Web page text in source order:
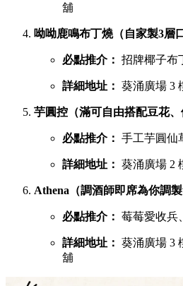
舖
呦呦鹿鳴布丁燒（自家製3層
必點推介： 招牌椰子布
詳細地址： 葵涌廣場 3
芋圓控（滿可自由搭配豆花、
必點推介： 手工芋圓仙
詳細地址： 葵涌廣場 2
Athena（調酒師即席為你調
必點推介： 莓莓愛收兵
詳細地址： 葵涌廣場 3
舖